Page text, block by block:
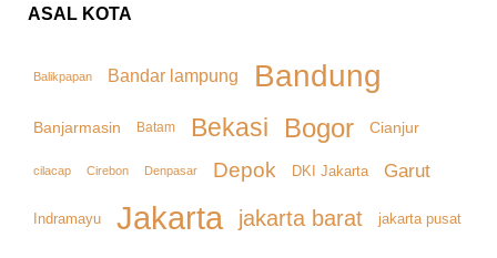
ASAL KOTA
Balikpapan Bandar lampung Bandung
Banjarmasin Batam Bekasi Bogor Cianjur
cilacap Cirebon Denpasar Depok DKI Jakarta Garut
Indramayu Jakarta jakarta barat jakarta pusat